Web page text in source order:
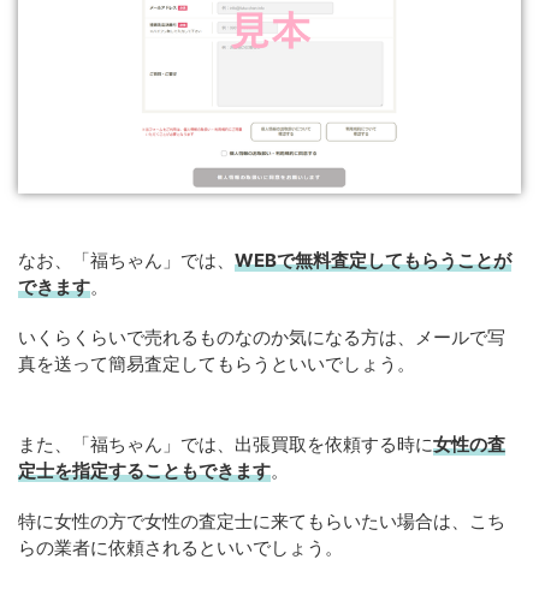
なお、「福ちゃん」では、 WEBで無料査定してもらうことが
できます。
いくらくらいで売れるものなのか気になる方は、メールで写
真を送って簡易査定してもらうといいでしょう。
また、「福ちゃん」では、出張買取を依頼する時に女性の査
定士を指定することもできます。
特に女性の方で女性の査定士に来てもらいたい場合は、こち
らの業者に依頼されるといいでしょう。